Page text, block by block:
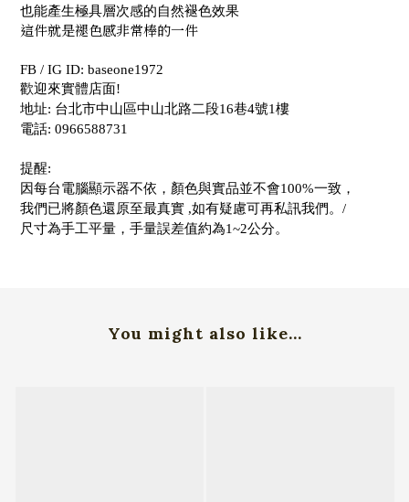
也能產生極具層次感的自然褪色效果
這件就是褪色感非常棒的一件
FB / IG ID: baseone1972
歡迎來實體店面!
地址: 台北市中山區中山北路二段16巷4號1樓
電話: 0966588731
提醒:
因每台電腦顯示器不依，顏色與實品並不會100%一致，
我們已將顏色還原至最真實 ,如有疑慮可再私訊我們。/
尺寸為手工平量，手量誤差值約為1~2公分。
You might also like...